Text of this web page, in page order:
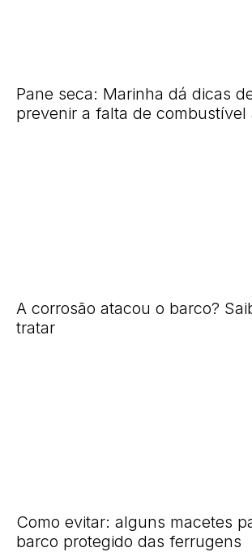
Pane seca: Marinha dá dicas
prevenir a falta de combustível
A corrosão atacou o barco?
tratar
Como evitar: alguns macetes
barco protegido das ferrugens